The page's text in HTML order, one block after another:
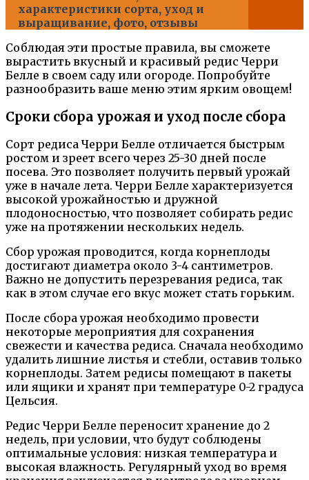
характеристики сорта, уход и
выращивание, фото, отзывы
Соблюдая эти простые правила, вы сможете
вырастить вкусный и красивый редис Черри
Белле в своем саду или огороде. Попробуйте
разнообразить ваше меню этим ярким овощем!
Сроки сбора урожая и уход после сбора
Сорт редиса Черри Белле отличается быстрым
ростом и зреет всего через 25-30 дней после
посева. Это позволяет получить первый урожай
уже в начале лета. Черри Белле характеризуется
высокой урожайностью и дружной
плодоносностью, что позволяет собирать редис
уже на протяжении нескольких недель.
Сбор урожая проводится, когда корнеплоды
достигают диаметра около 3-4 сантиметров.
Важно не допустить перезревания редиса, так
как в этом случае его вкус может стать горьким.
После сбора урожая необходимо провести
некоторые мероприятия для сохранения
свежести и качества редиса. Сначала необходимо
удалить лишние листья и стебли, оставив только
корнеплоды. Затем редисы помещают в пакеты
или ящики и хранят при температуре 0-2 градуса
Цельсия.
Редис Черри Белле переносит хранение до 2
недель, при условии, что будут соблюдены
оптимальные условия: низкая температура и
высокая влажность. Регулярный уход во время